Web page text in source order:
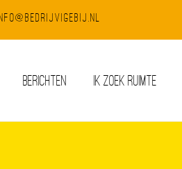
BERICHTEN IK ZOEK RUIMTE